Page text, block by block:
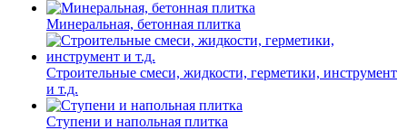
Минеральная, бетонная плитка
Строительные смеси, жидкости, герметики, инструмент
и т.д.
Ступени и напольная плитка